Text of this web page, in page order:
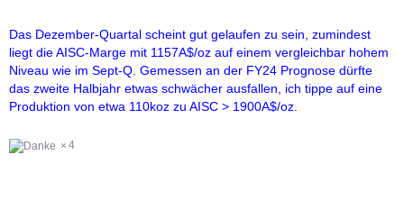
Das Dezember-Quartal scheint gut gelaufen zu sein, zumindest
liegt die AISC-Marge mit 1157A$/oz auf einem vergleichbar hohem
Niveau wie im Sept-Q. Gemessen an der FY24 Prognose dürfte
das zweite Halbjahr etwas schwächer ausfallen, ich tippe auf eine
Produktion von etwa 110koz zu AISC > 1900A$/oz.
4